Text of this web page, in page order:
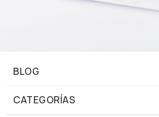
BLOG
CATEGORÍAS